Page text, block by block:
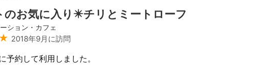
のお気に入り✴️チリとミートローフ
ション・カフェ
2018年9月に訪問
予約して利用しました。